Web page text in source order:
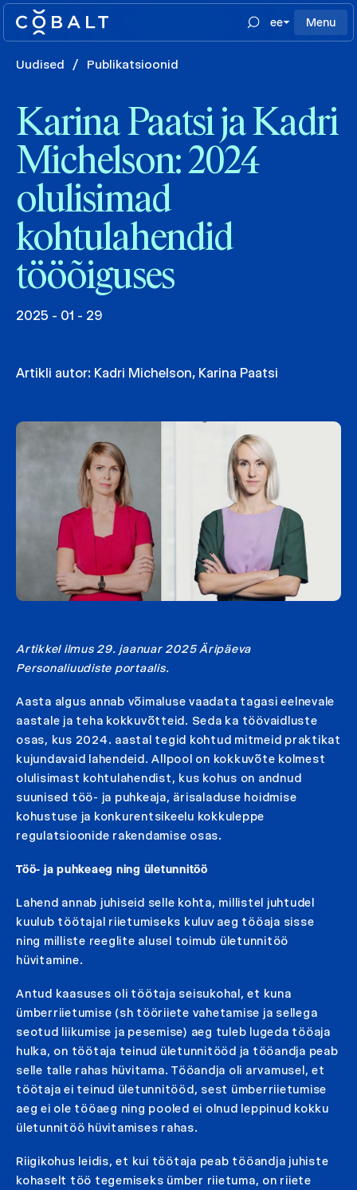
ee Menu
Uudised / Publikatsioonid
Karina Paatsi ja Kadri
Michelson: 2024
olulisimad
kohtulahendid
tööõiguses
2025 - 01 - 29
Artikli autor: Kadri Michelson, Karina Paatsi
Artikkel ilmus 29. jaanuar 2025 Äripäeva
Personaliuudiste portaalis.
Aasta algus annab võimaluse vaadata tagasi eelnevale
aastale ja teha kokkuvõtteid. Seda ka töövaidluste
osas, kus 2024. aastal tegid kohtud mitmeid praktikat
kujundavaid lahendeid. Allpool on kokkuvõte kolmest
olulisimast kohtulahendist, kus kohus on andnud
suunised töö- ja puhkeaja, ärisaladuse hoidmise
kohustuse ja konkurentsikeelu kokkuleppe
regulatsioonide rakendamise osas.
Töö- ja puhkeaeg ning ületunnitöö
Lahend annab juhiseid selle kohta, millistel juhtudel
kuulub töötajal riietumiseks kuluv aeg tööaja sisse
ning milliste reeglite alusel toimub ületunnitöö
hüvitamine.
Antud kaasuses oli töötaja seisukohal, et kuna
ümberriietumise (sh tööriiete vahetamise ja sellega
seotud liikumise ja pesemise) aeg tuleb lugeda tööaja
hulka, on töötaja teinud ületunnitööd ja tööandja peab
selle talle rahas hüvitama. Tööandja oli arvamusel, et
töötaja ei teinud ületunnitööd, sest ümberriietumise
aeg ei ole tööaeg ning pooled ei olnud leppinud kokku
ületunnitöö hüvitamises rahas.
Riigikohus leidis, et kui töötaja peab tööandja juhiste
kohaselt töö tegemiseks ümber riietuma, on riiete